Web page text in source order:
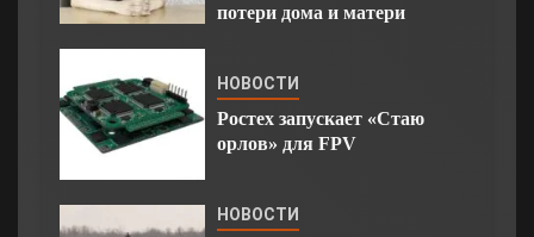
потери дома и матери
НОВОСТИ
Ростех запускает «Стаю
орлов» для FPV
НОВОСТИ